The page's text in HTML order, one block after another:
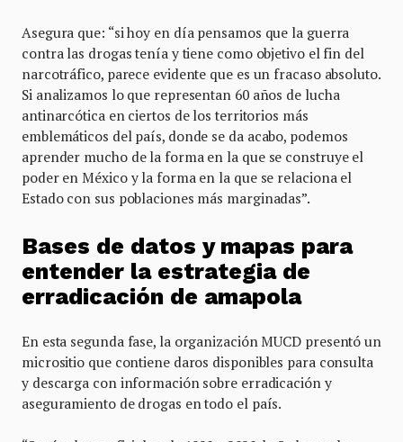
Asegura que: “si hoy en día pensamos que la guerra
contra las drogas tenía y tiene como objetivo el fin del
narcotráfico, parece evidente que es un fracaso absoluto.
Si analizamos lo que representan 60 años de lucha
antinarcótica en ciertos de los territorios más
emblemáticos del país, donde se da acabo, podemos
aprender mucho de la forma en la que se construye el
poder en México y la forma en la que se relaciona el
Estado con sus poblaciones más marginadas”.
Bases de datos y mapas para
entender la estrategia de
erradicación de amapola
En esta segunda fase, la organización MUCD presentó un
micrositio que contiene daros disponibles para consulta
y descarga con información sobre erradicación y
aseguramiento de drogas en todo el país.